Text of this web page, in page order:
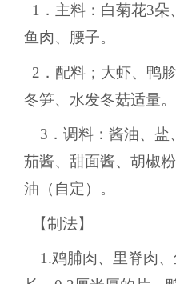
1．主料：白菊花3朵
鱼肉、腰子。
2．配料；大虾、鸭
冬笋、水发冬菇适量。
3．调料：酱油、盐
茄酱、甜面酱、胡椒
油（自定）。
【制法】
1.鸡脯肉、里脊肉、